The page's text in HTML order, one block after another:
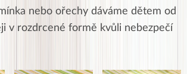
nebo ořechy dáváme dětem od
v rozdrcené formě kvůli nebezpečí